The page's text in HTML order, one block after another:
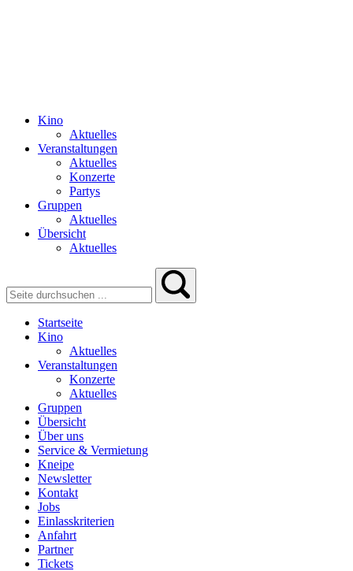
Kino
Aktuelles
Veranstaltungen
Aktuelles
Konzerte
Partys
Gruppen
Aktuelles
Übersicht
Aktuelles
Startseite
Kino
Aktuelles
Veranstaltungen
Konzerte
Aktuelles
Gruppen
Übersicht
Über uns
Service & Vermietung
Kneipe
Newsletter
Kontakt
Jobs
Einlasskriterien
Anfahrt
Partner
Tickets